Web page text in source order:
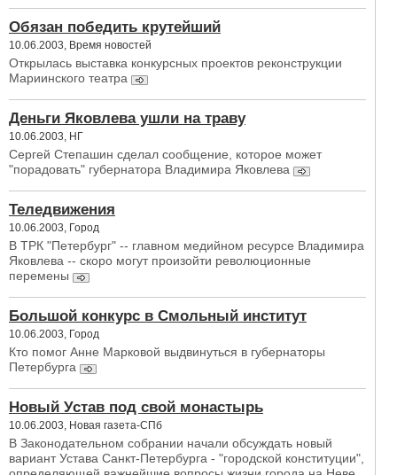
Обязан победить крутейший
10.06.2003, Время новостей
Открылась выставка конкурсных проектов реконструкции
Мариинского театра
Деньги Яковлева ушли на траву
10.06.2003, НГ
Сергей Степашин сделал сообщение, которое может
"порадовать" губернатора Владимира Яковлева
Теледвижения
10.06.2003, Город
В ТРК "Петербург" -- главном медийном ресурсе Владимира
Яковлева -- скоро могут произойти революционные
перемены
Большой конкурс в Смольный институт
10.06.2003, Город
Кто помог Анне Марковой выдвинуться в губернаторы
Петербурга
Новый Устав под свой монастырь
10.06.2003, Новая газета-СПб
В Законодательном собрании начали обсуждать новый
вариант Устава Санкт-Петербурга - "городской конституции",